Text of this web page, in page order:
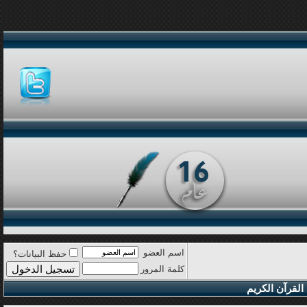
اسم العضو
حفظ البيانات؟
كلمة المرور
القرآن الكريم